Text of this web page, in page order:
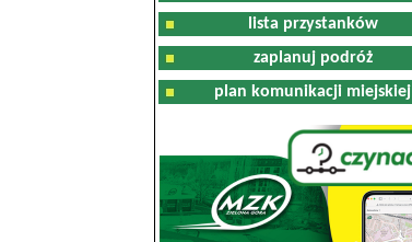
lista przystanków
zaplanuj podróż
plan komunikacji miejskiej